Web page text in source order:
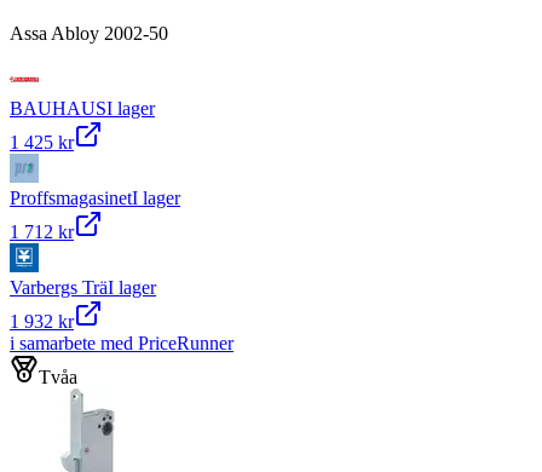
Assa Abloy 2002-50
BAUHAUSI lager
1 425 kr
ProffsmagasinetI lager
1 712 kr
Varbergs TräI lager
1 932 kr
i samarbete med PriceRunner
Tvåa